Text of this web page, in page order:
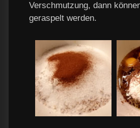
Verschmutzung, dann
geraspelt werden.